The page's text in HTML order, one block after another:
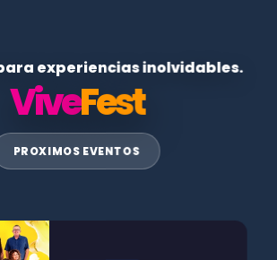
experiencias inolvidables.
ViveFest
PROXIMOS EVENTOS